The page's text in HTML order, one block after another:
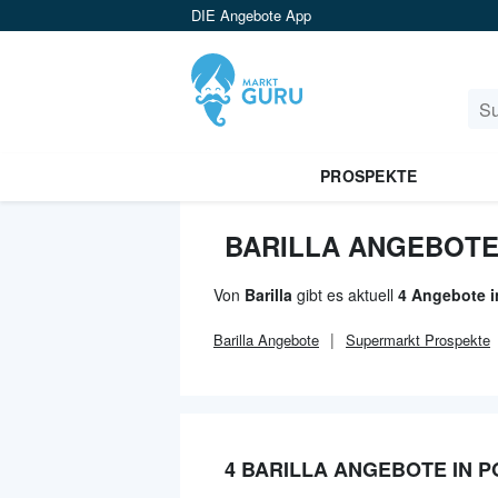
DIE Angebote App
PROSPEKTE
BARILLA
Von Barilla gibt es aktuell 4 Angebote
Barilla Angebote Supermarkt Prospekte
4 BARILLA ANGEBOTE IN